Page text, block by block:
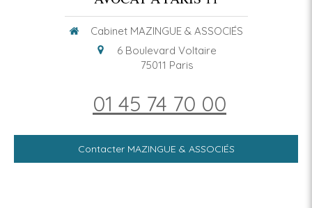
Cabinet MAZINGUE & ASSOCIÉS
6 Boulevard Voltaire
75011 Paris
01 45 74 70 00
Contacter MAZINGUE & ASSOCIÉS